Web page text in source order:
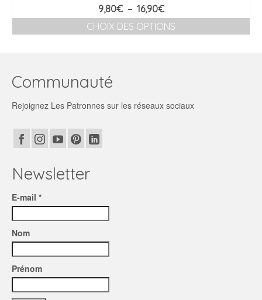
9,80€ – 16,90€Plage
de
prix :
CHOIX DES OPTIONS
options
Communauté
Rejoignez Les Patronnes sur les réseaux sociaux
Newsletter
E-mail *
Nom
Prénom